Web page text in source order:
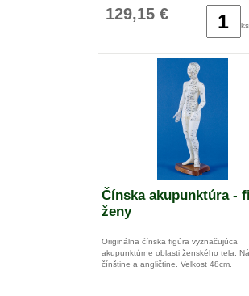
129,15 €
ks
Čínska akupunktúra -
ženy
Originálna čínska figúra vyznačujúca
akupunktúrne oblasti ženského tela.
čínštine a angličtine. Velkost 48cm.